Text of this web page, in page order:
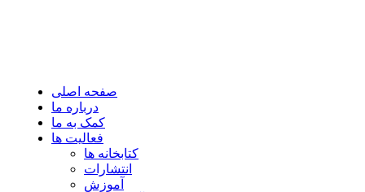
Children Cultural Development Center
صفحه اصلی
درباره ما
کمک به ما
فعالیت ها
کتابخانه ها
انتشارات
آموزش